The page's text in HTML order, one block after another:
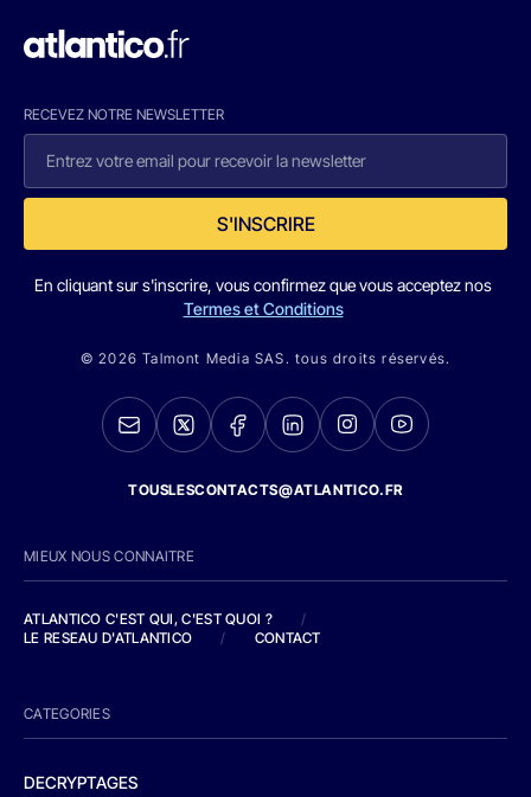
RECEVEZ NOTRE NEWSLETTER
S'INSCRIRE
En cliquant sur s'inscrire, vous confirmez que vous acceptez nos
Termes et Conditions
© 2026 Talmont Media SAS. tous droits réservés.
TOUSLESCONTACTS@ATLANTICO.FR
MIEUX NOUS CONNAITRE
ATLANTICO C'EST QUI, C'EST QUOI ?
/
LE RESEAU D'ATLANTICO
/ CONTACT
CATEGORIES
DECRYPTAGES